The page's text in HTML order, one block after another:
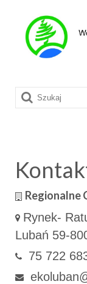
Szuklaj
w:
Regionalne
Rynek-
Lubań 59-
75 722